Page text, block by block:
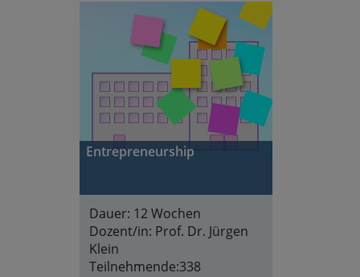
Entrepreneurship
Dauer: 12 Wochen
Dozent/in: Prof. Dr. Jürgen
Klein
Teilnehmende:338